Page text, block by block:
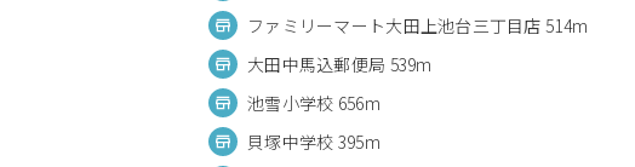
ファミリーマート大田上池台三丁目店 514m
大田中馬込郵便局 539m
池雪小学校 656m
貝塚中学校 395m